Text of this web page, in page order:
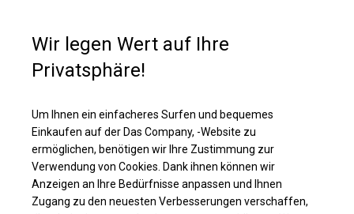
Solides Bankettzelt | 4x10 m
Wir legen Wert auf Ihre
Privatsphäre!
Um Ihnen ein einfacheres Surfen und bequemes
Einkaufen auf der Das Company, -Website zu
ermöglichen, benötigen wir Ihre Zustimmung zur
Verwendung von Cookies. Dank ihnen können wir
Anzeigen an Ihre Bedürfnisse anpassen und Ihnen
Zugang zu den neuesten Verbesserungen verschaffen,